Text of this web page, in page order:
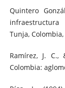
Quintero
Tunja,
Ramírez, J. C.,
Colombia: